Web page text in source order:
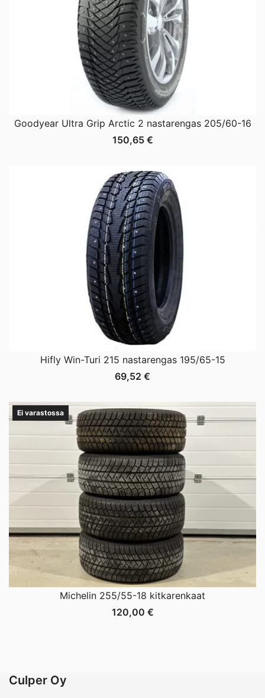
Goodyear Ultra Grip Arctic 2 nastarengas 205/60-16
150,65 €
Hifly Win-Turi 215 nastarengas 195/65-15
69,52 €
Ei varastossa
Michelin 255/55-18 kitkarenkaat
120,00 €
Culper Oy